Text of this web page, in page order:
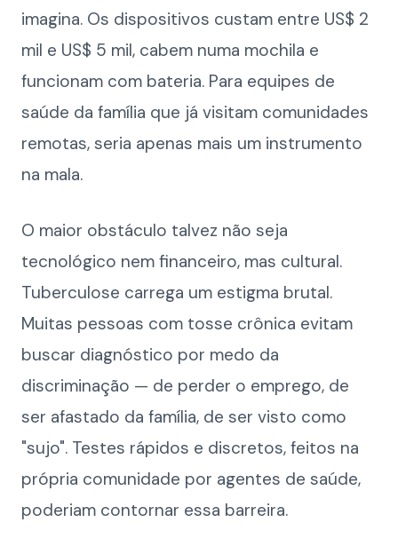
imagina. Os dispositivos custam entre US$ 2
mil e US$ 5 mil, cabem numa mochila e
funcionam com bateria. Para equipes de
saúde da família que já visitam comunidades
remotas, seria apenas mais um instrumento
na mala.
O maior obstáculo talvez não seja
tecnológico nem financeiro, mas cultural.
Tuberculose carrega um estigma brutal.
Muitas pessoas com tosse crônica evitam
buscar diagnóstico por medo da
discriminação — de perder o emprego, de
ser afastado da família, de ser visto como
"sujo". Testes rápidos e discretos, feitos na
própria comunidade por agentes de saúde,
poderiam contornar essa barreira.